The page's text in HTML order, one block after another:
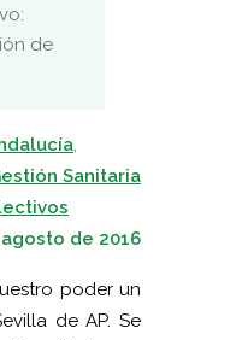
de
,
Sanitaria
de 2016
poder un
de AP. Se